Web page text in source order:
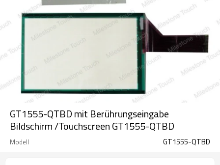
GT1555-QTBD mit Berührungseingabe
Bildschirm /Touchscreen GT1555-QTBD
Modell GT1555-QTBD